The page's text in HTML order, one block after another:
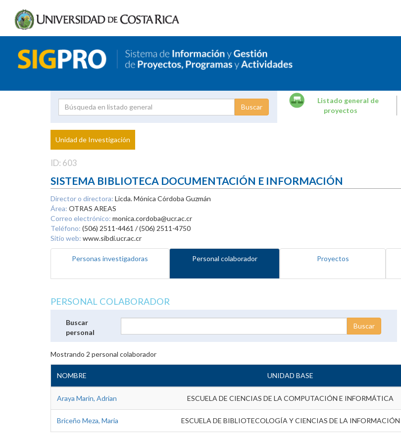
Proyecto
Investigador
Listado general de
proyectos
Unidad de Investigación
ID: 603
SISTEMA BIBLIOTECA DOCUMENTACIÓN E INFORMACIÓN
Director o directora: Licda. Mónica Córdoba Guzmán
Área: OTRAS AREAS
Correo electrónico: monica.cordoba@ucr.ac.cr
Teléfono: (506) 2511-4461 / (506) 2511-4750
Sitio web: www.sibdi.ucr.ac.cr
Personas investigadoras Personal colaborador Proyectos
PERSONAL COLABORADOR
Buscar
personal
Mostrando 2 personal colaborador
NOMBRE UNIDAD BASE
Araya Marin, Adrian ESCUELA DE CIENCIAS DE LA COMPUTACIÓN E INFORMÁTICA
Briceño Meza, Maria ESCUELA DE BIBLIOTECOLOGÍA Y CIENCIAS DE LA INFORMACIÓN